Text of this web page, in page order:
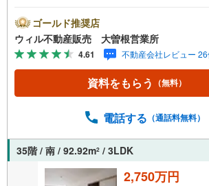
区、守山区の直接のご売却依頼を数多
動産仲介会社です。ネット上で分かる
ん、過去にお任せいただいたお客様に
に住戸環境を提案致します。＼平日の
弊社では平日にご内覧・契約など平
れるお客様にサービスをご用意して
事前にご予約頂きましたら営業時間
動産業者間で不動産情報が共有され
全域や、その他隣接エリアでもご内覧
根営業所】○地下鉄名城線、JR中央線
ゴールド推奨店
ウィル不動産販売 大曽根営業所
4.61 不動産会社レビュー
資料をもらう （無料）
電話する （通話料無料）
35階 / 南 / 92.92m2 / 3LDK
2,750万円